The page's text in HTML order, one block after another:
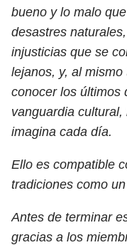
bueno y lo malo
desastres
injusticias que se
lejanos, y, al
conocer los últimos
vanguardia
imagina cada día.
Ello es compatible
tradiciones como
Antes de terminar
gracias a los